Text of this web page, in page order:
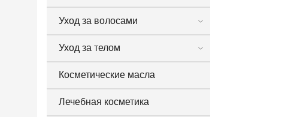
Уход за волосами
Уход за телом
Косметические масла
Лечебная косметика